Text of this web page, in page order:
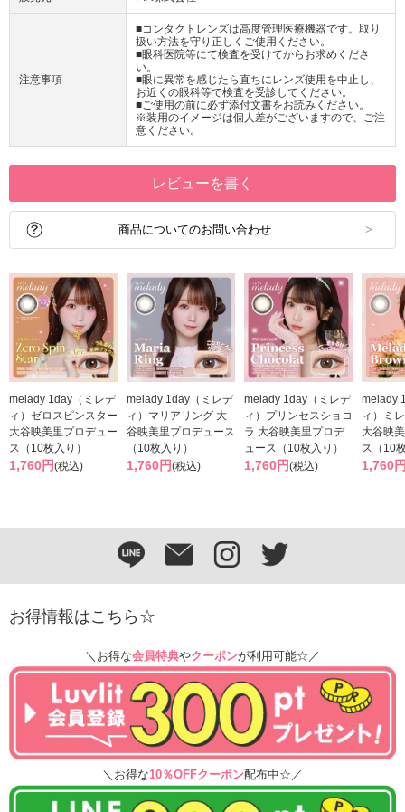
注意事項
■コンタクトレンズは高度管理医療機器です。取り
扱い方法を守り正しくご使用ください。
■眼科医院等にて検査を受けてからお求めくださ
い。
■眼に異常を感じたら直ちにレンズ使用を中止し、
お近くの眼科等で検査を受診してください。
■ご使用の前に必ず添付文書をお読みください。
※装用のイメージは個人差がございますので、ご注
意ください。
レビューを書く
商品についてのお問い合わせ
melady 1day（ミレデ
ィ）ゼロスピンスター
大谷映美里プロデュー
ス（10枚入り）
1,760円(税込)
melady 1day（ミレデ
ィ）マリアリング 大
谷映美里プロデュース
（10枚入り）
1,760円(税込)
melady 1day（ミレデ
ィ）プリンセスショコ
ラ 大谷映美里プロデ
ュース（10枚入り）
1,760円(税込)
melady
ィ）ミ
大谷映
ス（10
1,760
お得情報はこちら☆
＼お得な会員特典やクーポンが利用可能☆／
＼お得な10％OFFクーポン配布中☆／